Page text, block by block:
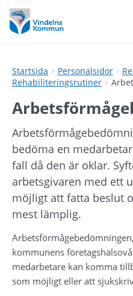
Hoppa
till
innehåll
Hoppa
till
undermeny
Startsida Personalsidor
Rehabiliteringsrutiner
bedöma en
fall då den är oklar.
arbetsgivaren med ett
möjligt att fatta beslut
mest lämplig.
kommunens
medarbetare kan komma
som möjligt eller att